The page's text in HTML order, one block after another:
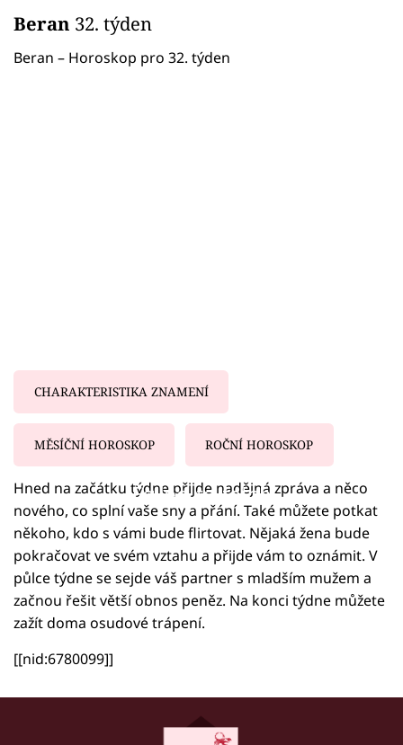
Seriály
Sledujte nás
Beran 32. týden
Beran – Horoskop pro 32. týden
CHARAKTERISTIKA ZNAMENÍ
MĚSÍČNÍ HOROSKOP ROČNÍ HOROSKOP
Failed to fetch
Hned na začátku týdne přijde nadějná zpráva a něco
nového, co splní vaše sny a přání. Také můžete potkat
někoho, kdo s vámi bude flirtovat. Nějaká žena bude
pokračovat ve svém vztahu a přijde vám to oznámit. V
půlce týdne se sejde váš partner s mladším mužem a
začnou řešit větší obnos peněz. Na konci týdne můžete
zažít doma osudové trápení.
[[nid:6780099]]